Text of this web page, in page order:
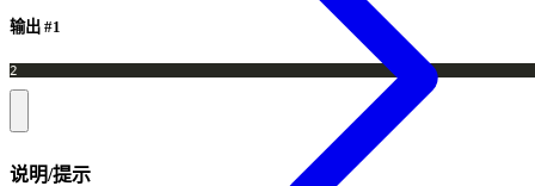
输出 #1
2
说明/提示